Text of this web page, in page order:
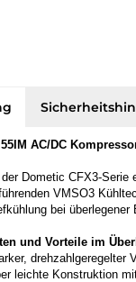
AC/DC
Dometic CFX3-
VMSO3
bei überlegener
und Vorteile im
drehzahlgeregelter
leichte Konstruktion